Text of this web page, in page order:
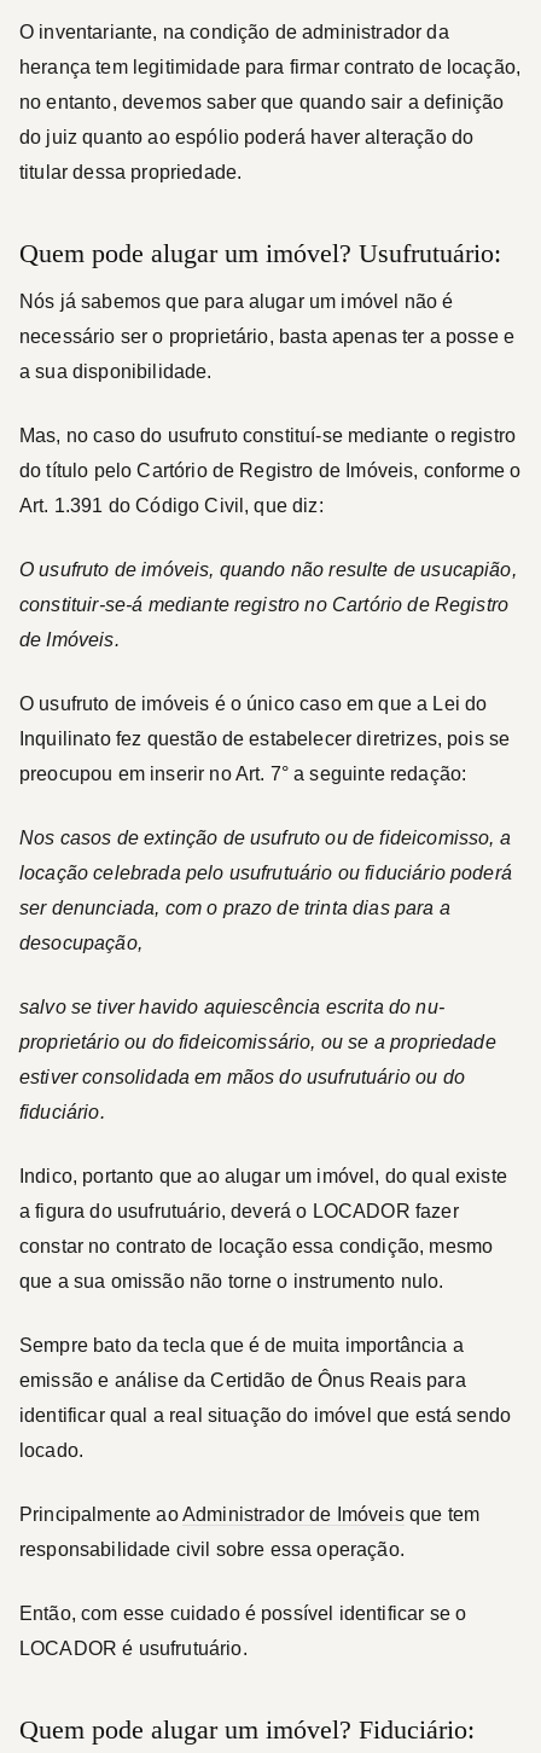
O inventariante, na condição de administrador da
herança tem legitimidade para firmar contrato de locação,
no entanto, devemos saber que quando sair a definição
do juiz quanto ao espólio poderá haver alteração do
titular dessa propriedade.
Quem pode alugar um imóvel? Usufrutuário:
Nós já sabemos que para alugar um imóvel não é
necessário ser o proprietário, basta apenas ter a posse e
a sua disponibilidade.
Mas, no caso do usufruto constituí-se mediante o registro
do título pelo Cartório de Registro de Imóveis, conforme o
Art. 1.391 do Código Civil, que diz:
O usufruto de imóveis, quando não resulte de usucapião,
constituir-se-á mediante registro no Cartório de Registro
de Imóveis.
O usufruto de imóveis é o único caso em que a Lei do
Inquilinato fez questão de estabelecer diretrizes, pois se
preocupou em inserir no Art. 7° a seguinte redação:
Nos casos de extinção de usufruto ou de fideicomisso, a
locação celebrada pelo usufrutuário ou fiduciário poderá
ser denunciada, com o prazo de trinta dias para a
desocupação,
salvo se tiver havido aquiescência escrita do nu-
proprietário ou do fideicomissário, ou se a propriedade
estiver consolidada em mãos do usufrutuário ou do
fiduciário.
Indico, portanto que ao alugar um imóvel, do qual existe
a figura do usufrutuário, deverá o LOCADOR fazer
constar no contrato de locação essa condição, mesmo
que a sua omissão não torne o instrumento nulo.
Sempre bato da tecla que é de muita importância a
emissão e análise da Certidão de Ônus Reais para
identificar qual a real situação do imóvel que está sendo
locado.
Principalmente aoAdministrador de Imóveisque tem
responsabilidade civil sobre essa operação.
Então, com esse cuidado é possível identificar se o
LOCADOR é usufrutuário.
Quem pode alugar um imóvel? Fiduciário: